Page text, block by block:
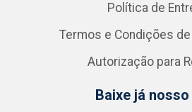
Política de
Termos e Condições
Autorização para
Baixe já nosso